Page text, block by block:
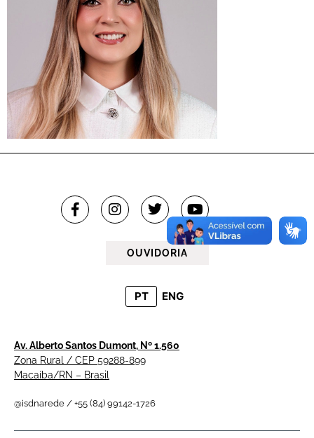
OUVIDORIA
PT ENG
Av. Alberto Santos Dumont, Nº 1.560
Zona Rural / CEP 59288-899
Macaíba/RN – Brasil
@isdnarede / +55 (84) 99142-1726